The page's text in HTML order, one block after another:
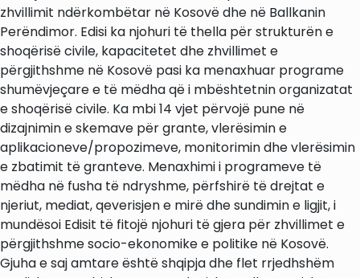
zhvillimit ndërkombëtar në Kosovë dhe në Ballkanin
Perëndimor. Edisi ka njohuri të thella për strukturën e
shoqërisë civile, kapacitetet dhe zhvillimet e
përgjithshme në Kosovë pasi ka menaxhuar programe
shumëvjeçare e të mëdha që i mbështetnin organizatat
e shoqërisë civile. Ka mbi 14 vjet përvojë pune në
dizajnimin e skemave për grante, vlerësimin e
aplikacioneve/propozimeve, monitorimin dhe vlerësimin
e zbatimit të granteve. Menaxhimi i programeve të
mëdha në fusha të ndryshme, përfshirë të drejtat e
njeriut, mediat, qeverisjen e mirë dhe sundimin e ligjit, i
mundësoi Edisit të fitojë njohuri të gjera për zhvillimet e
përgjithshme socio-ekonomike e politike në Kosovë.
Gjuha e saj amtare është shqipja dhe flet rrjedhshëm